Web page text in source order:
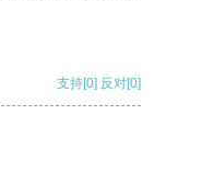
支持[0] 反对[0]